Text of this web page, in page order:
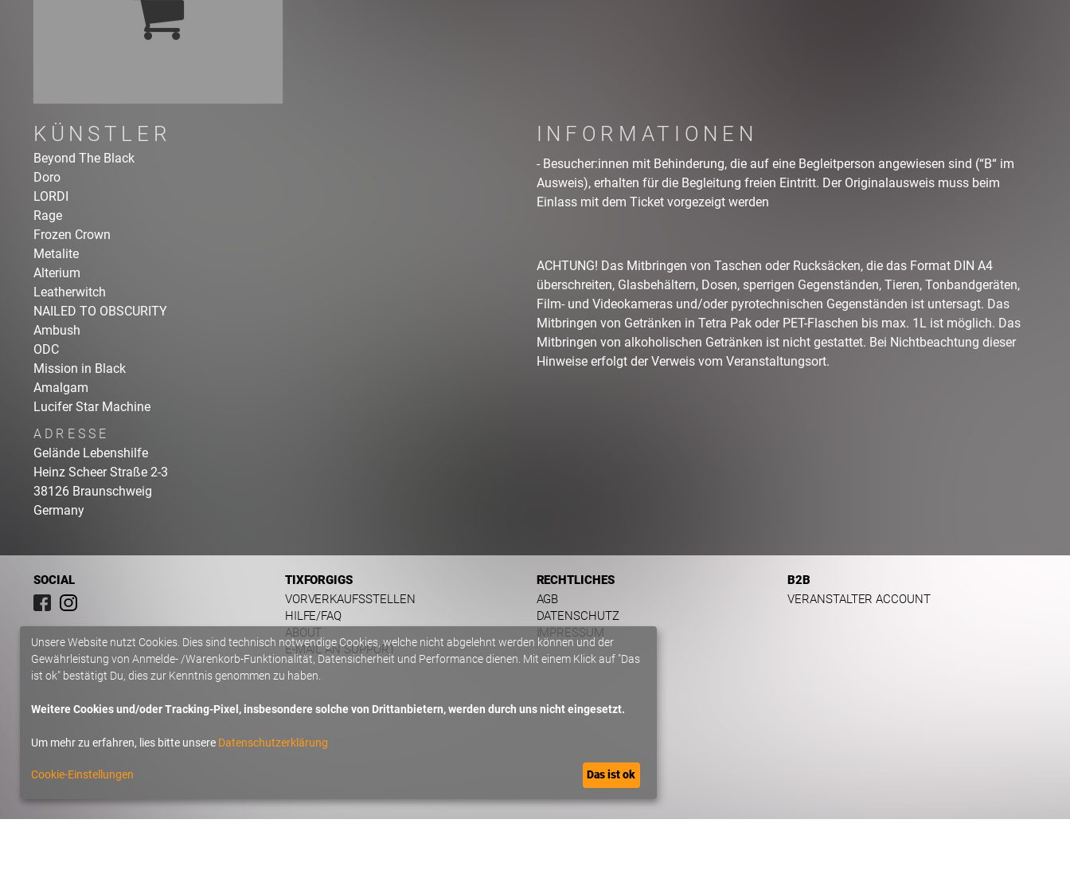
KÜNSTLER
Beyond The Black
Doro
LORDI
Rage
Frozen Crown
Metalite
Alterium
Leatherwitch
NAILED TO OBSCURITY
Ambush
ODC
Mission in Black
Amalgam
Lucifer Star Machine
ADRESSE
Gelände Lebenshilfe
Heinz Scheer Straße 2-3
38126 Braunschweig
Germany
INFORMATIONEN
- Besucher:innen mit Behinderung, die auf eine Begleitperson angewiesen sind (“B“ im
Ausweis), erhalten für die Begleitung freien Eintritt. Der Originalausweis muss beim
Einlass mit dem Ticket vorgezeigt werden
ACHTUNG! Das Mitbringen von Taschen oder Rucksäcken, die das Format DIN A4
überschreiten, Glasbehältern, Dosen, sperrigen Gegenständen, Tieren, Tonbandgeräten,
Film- und Videokameras und/oder pyrotechnischen Gegenständen ist untersagt. Das
Mitbringen von Getränken in Tetra Pak oder PET-Flaschen bis max. 1L ist möglich. Das
Mitbringen von alkoholischen Getränken ist nicht gestattet. Bei Nichtbeachtung dieser
Hinweise erfolgt der Verweis vom Veranstaltungsort.
SOCIAL
TIXFORGIGS
VORVERKAUFSSTELLEN
HILFE/FAQ
ABOUT
E-MAIL AN SUPPORT
RECHTLICHES
AGB
DATENSCHUTZ
IMPRESSUM
B2B
VERANSTALTER ACCOUNT
Unsere Website nutzt Cookies. Dies sind technisch notwendige Cookies, welche nicht abgelehnt werden können und der
Gewährleistung von Anmelde- /Warenkorb-Funktionalität, Datensicherheit und Performance dienen. Mit einem Klick auf "Das
ist ok" bestätigt Du, dies zur Kenntnis genommen zu haben.
Weitere Cookies und/oder Tracking-Pixel, insbesondere solche von Drittanbietern, werden durch uns nicht eingesetzt.
Um mehr zu erfahren, lies bitte unsere Datenschutzerklärung
Cookie-Einstellungen Das ist ok